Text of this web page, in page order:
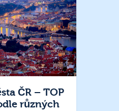
ČR – TOP
různých